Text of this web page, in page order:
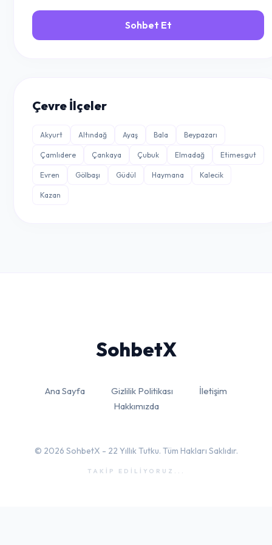
Sohbet Et
Çevre İlçeler
Akyurt Altındağ Ayaş Bala Beypazarı
Çamlıdere Çankaya Çubuk Elmadağ Etimesgut
Evren Gölbaşı Güdül Haymana Kalecik
Kazan
SohbetX
Ana Sayfa Gizlilik Politikası
İletişim
Hakkımızda
© 2026 SohbetX - 22 Yıllık Tutku. Tüm Hakları Saklıdır.
TAKİP EDİLİYORUZ...